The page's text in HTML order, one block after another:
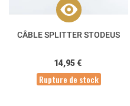
CÂBLE SPLITTER STODEUS
14,95 €
Rupture de stock